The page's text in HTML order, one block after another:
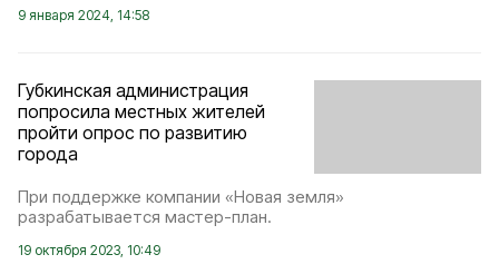
9 января 2024, 14:58
Губкинская администрация
попросила местных жителей
пройти опрос по развитию
города
При поддержке компании «Новая земля»
разрабатывается мастер-план.
19 октября 2023, 10:49